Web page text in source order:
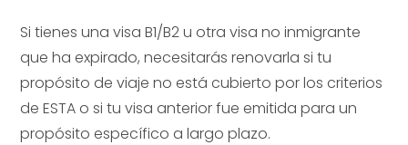
Si tienes una visa B1/B2 u otra visa no inmigrante
que ha expirado, necesitarás renovarla si tu
propósito de viaje no está cubierto por los criterios
de ESTA o si tu visa anterior fue emitida para un
propósito específico a largo plazo.